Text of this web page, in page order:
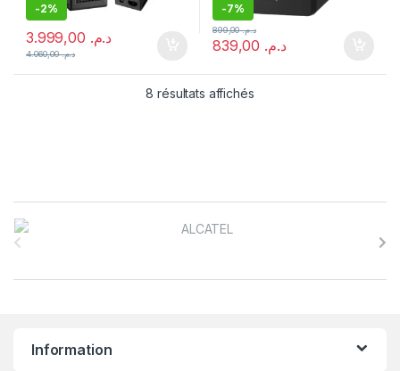
-2%
د.م.
د.م.4.060,00
-7%
د.م.
د.م.899,00
8 résultats affichés
Information